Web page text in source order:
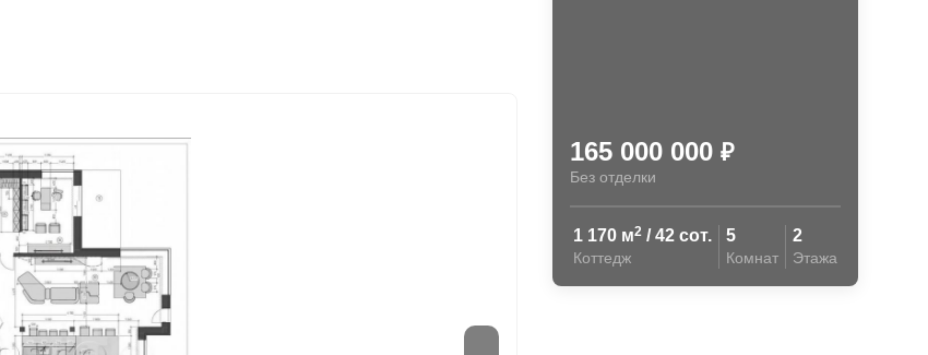
165 000 000 ₽
Без отделки
1 170 м2 / 42 сот.
Коттедж
5
Комнат
2
Этажа